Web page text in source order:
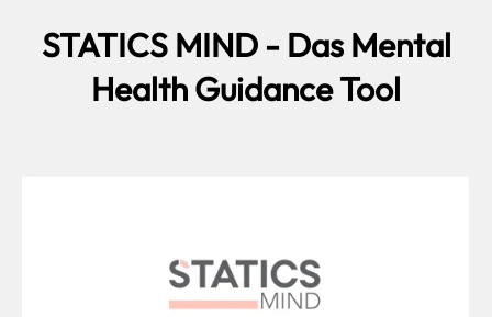
STATICS MIND - Das Mental
Health Guidance Tool